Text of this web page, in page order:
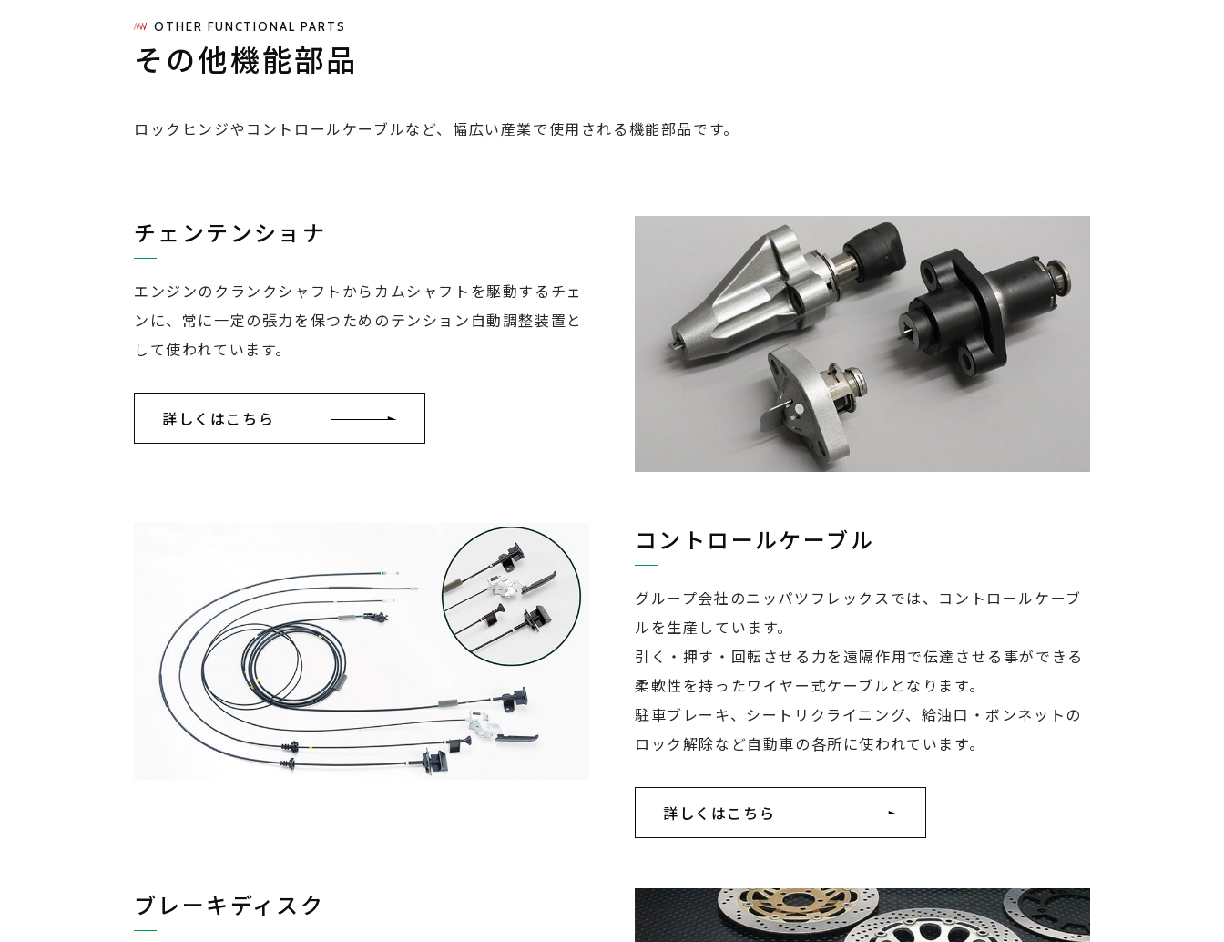
OTHER FUNCTIONAL PARTS
その他機能部品
ロックヒンジやコントロールケーブルなど、幅広い産業で使用される機能部品です。
チェンテンショナ
エンジンのクランクシャフトからカムシャフトを駆動するチェ
ンに、常に一定の張力を保つためのテンション自動調整装置と
して使われています。
詳しくはこちら
コントロールケーブル
グループ会社のニッパツフレックスでは、コントロールケーブ
ルを生産しています。
引く・押す・回転させる力を遠隔作用で伝達させる事ができる
柔軟性を持ったワイヤー式ケーブルとなります。
駐車ブレーキ、シートリクライニング、給油口・ボンネットの
ロック解除など自動車の各所に使われています。
詳しくはこちら
ブレーキディスク